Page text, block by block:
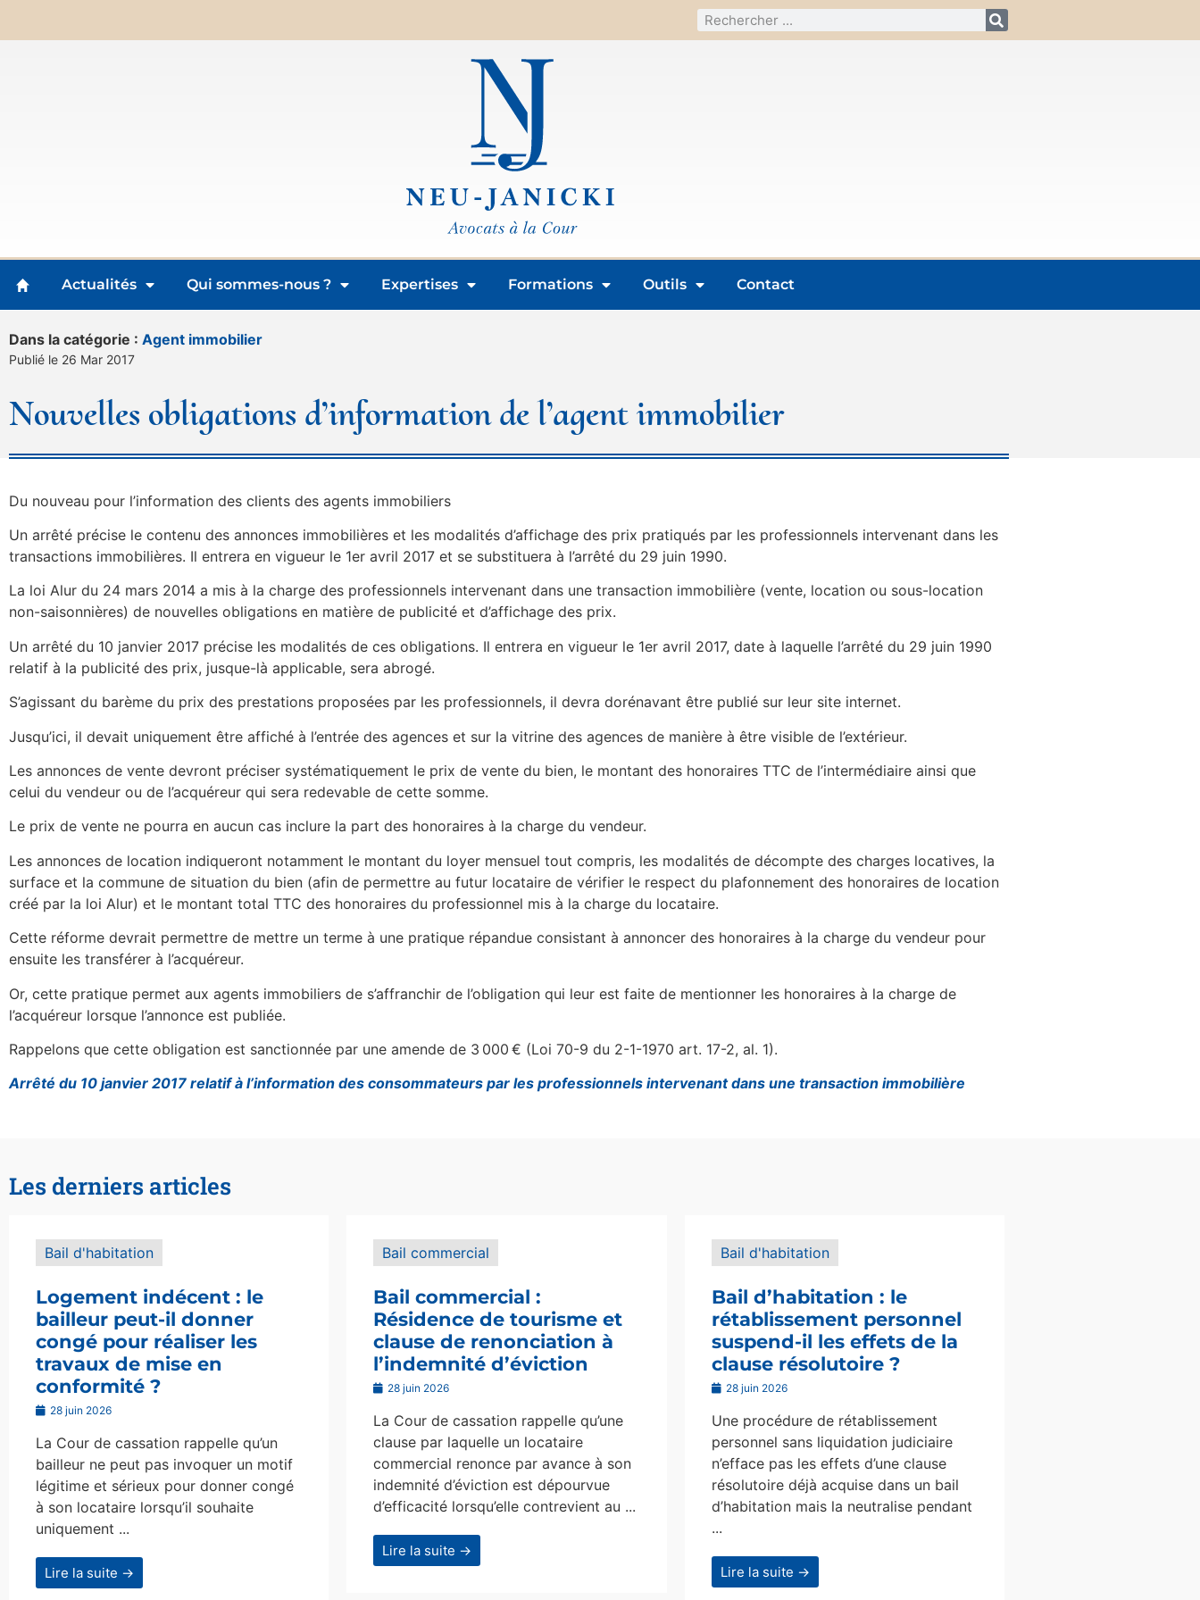
Actualités Qui sommes-nous ? Expertises Formations Outils Contact
Dans la catégorie : Agent immobilier
Publié le 26 Mar 2017
Nouvelles obligations d’information de l’agent immobilier
Du nouveau pour l’information des clients des agents immobiliers
Un arrêté précise le contenu des annonces immobilières et les modalités d’affichage des prix pratiqués par les professionnels intervenant dans les
transactions immobilières. Il entrera en vigueur le 1er avril 2017 et se substituera à l’arrêté du 29 juin 1990.
La loi Alur du 24 mars 2014 a mis à la charge des professionnels intervenant dans une transaction immobilière (vente, location ou sous-location
non-saisonnières) de nouvelles obligations en matière de publicité et d’affichage des prix.
Un arrêté du 10 janvier 2017 précise les modalités de ces obligations. Il entrera en vigueur le 1er avril 2017, date à laquelle l’arrêté du 29 juin 1990
relatif à la publicité des prix, jusque-là applicable, sera abrogé.
S’agissant du barème du prix des prestations proposées par les professionnels, il devra dorénavant être publié sur leur site internet.
Jusqu’ici, il devait uniquement être affiché à l’entrée des agences et sur la vitrine des agences de manière à être visible de l’extérieur.
Les annonces de vente devront préciser systématiquement le prix de vente du bien, le montant des honoraires TTC de l’intermédiaire ainsi que
celui du vendeur ou de l’acquéreur qui sera redevable de cette somme.
Le prix de vente ne pourra en aucun cas inclure la part des honoraires à la charge du vendeur.
Les annonces de location indiqueront notamment le montant du loyer mensuel tout compris, les modalités de décompte des charges locatives, la
surface et la commune de situation du bien (afin de permettre au futur locataire de vérifier le respect du plafonnement des honoraires de location
créé par la loi Alur) et le montant total TTC des honoraires du professionnel mis à la charge du locataire.
Cette réforme devrait permettre de mettre un terme à une pratique répandue consistant à annoncer des honoraires à la charge du vendeur pour
ensuite les transférer à l’acquéreur.
Or, cette pratique permet aux agents immobiliers de s’affranchir de l’obligation qui leur est faite de mentionner les honoraires à la charge de
l’acquéreur lorsque l’annonce est publiée.
Rappelons que cette obligation est sanctionnée par une amende de 3 000 € (Loi 70-9 du 2-1-1970 art. 17-2, al. 1).
Arrêté du 10 janvier 2017 relatif à l’information des consommateurs par les professionnels intervenant dans une transaction immobilière
Les derniers articles
Bail d'habitation
Logement indécent : le
bailleur peut-il donner
congé pour réaliser les
travaux de mise en
conformité ?
28 juin 2026
La Cour de cassation rappelle qu’un
bailleur ne peut pas invoquer un motif
légitime et sérieux pour donner congé
à son locataire lorsqu’il souhaite
uniquement ...
Lire la suite →
Bail commercial
Bail commercial :
Résidence de tourisme et
clause de renonciation à
l’indemnité d’éviction
28 juin 2026
La Cour de cassation rappelle qu’une
clause par laquelle un locataire
commercial renonce par avance à son
indemnité d’éviction est dépourvue
d’efficacité lorsqu’elle contrevient au ...
Lire la suite →
Bail d'habitation
Bail d’habitation : le
rétablissement personnel
suspend-il les effets de la
clause résolutoire ?
28 juin 2026
Une procédure de rétablissement
personnel sans liquidation judiciaire
n’efface pas les effets d’une clause
résolutoire déjà acquise dans un bail
d’habitation mais la neutralise pendant
...
Lire la suite →